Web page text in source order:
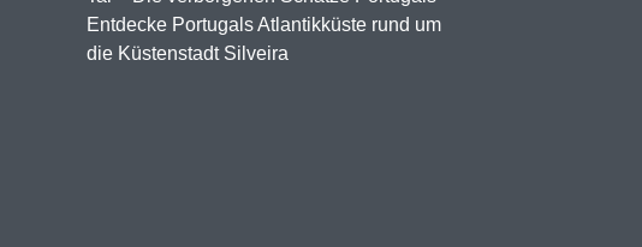
Entdecke Portugals Atlantikküste rund um
die Küstenstadt Silveira